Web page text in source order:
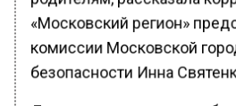
«Московский регион»
комиссии Московской
безопасности Инна
Депутат прежде всего